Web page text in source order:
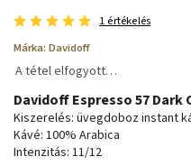
1 értékelés
Márka: Davidoff
A tétel elfogyott…
Davidoff Espresso 57
Kiszerelés: üvegdoboz instant
Kávé: 100% Arabica
Intenzitás: 11/12